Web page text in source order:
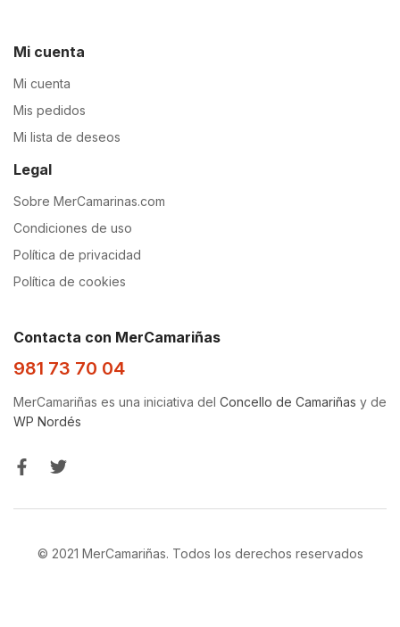
Mi cuenta
Mi cuenta
Mis pedidos
Mi lista de deseos
Legal
Sobre MerCamarinas.com
Condiciones de uso
Política de privacidad
Política de cookies
Contacta con MerCamariñas
981 73 70 04
MerCamariñas es una iniciativa del Concello de Camariñas y de
WP Nordés
© 2021 MerCamariñas. Todos los derechos reservados